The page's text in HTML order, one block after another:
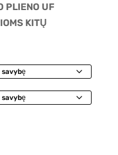
PLIENO UF
KITŲ